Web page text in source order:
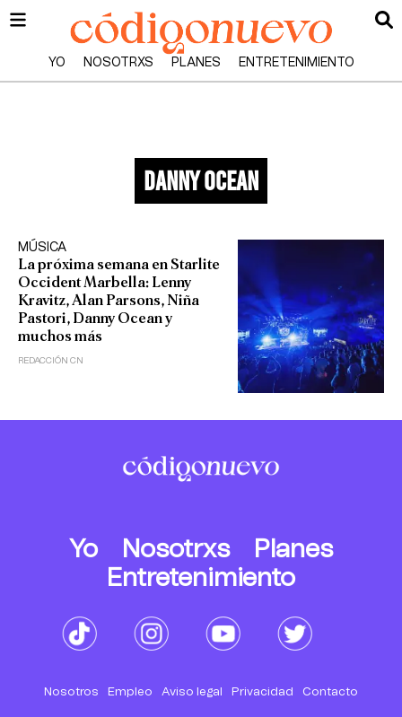
YO NOSOTRXS PLANES ENTRETENIMIENTO
Danny Ocean
MÚSICA
La próxima semana en Starlite
Occident Marbella: Lenny
Kravitz, Alan Parsons, Niña
Pastori, Danny Ocean y
muchos más
REDACCIÓN CN
Yo Nosotrxs
Planes
Entretenimiento
Nosotros Empleo Aviso legal Privacidad Contacto